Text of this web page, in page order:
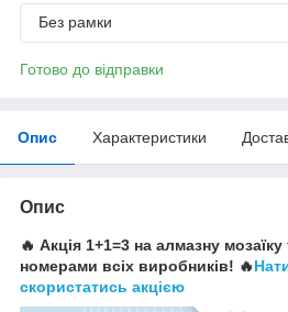
Без рамки
Готово до відправки
Опис Характеристики
Опис
🔥 Акція 1+1=3 на алмазну
номерами всіх виробників! 🔥
скористатись акцією